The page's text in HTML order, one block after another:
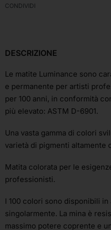
CONDIVIDI
DESCRIZIONE
Le matite Luminance sono
e permanente per artisti
per 100 anni, in conformità
più elevato: ASTM D-6901.
Una vasta gamma di colori
varietà di pigmenti altamente
Matita colorata per le
professionisti.
I 100 colori sono disponibili
singolarmente. La mina è
massimo potere coprente e